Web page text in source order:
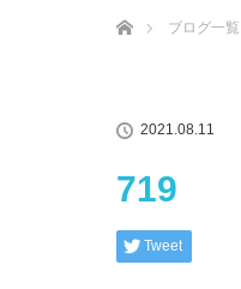
ブログ一覧
2021.08.11
719
Tweet